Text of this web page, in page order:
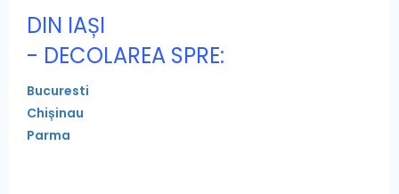
DIN IAȘI
- DECOLAREA SPRE:
Bucuresti
Chișinau
Parma